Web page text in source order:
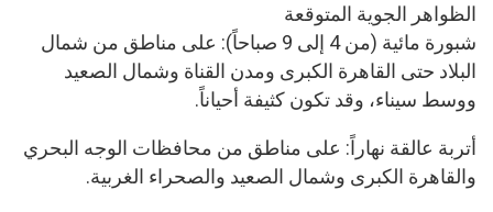
​الظواهر الجوية المتوقعة
​شبورة مائية (من 4 إلى 9 صباحاً): على مناطق من شمال
البلاد حتى القاهرة الكبرى ومدن القناة وشمال الصعيد
ووسط سيناء، وقد تكون كثيفة أحياناً.
​أتربة عالقة نهاراً: على مناطق من محافظات الوجه البحري
والقاهرة الكبرى وشمال الصعيد والصحراء الغربية.